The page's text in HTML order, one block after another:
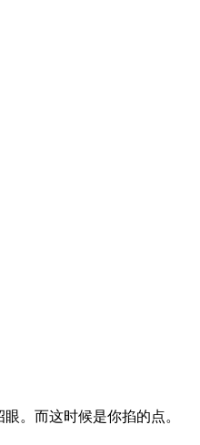
。而这时候是你掐的点。